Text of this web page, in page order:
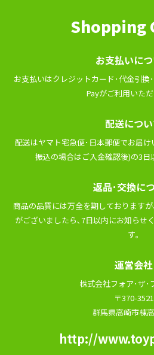
Shopping
お⽀払いに
お⽀払いはクレジットカード･代⾦引
Payがご利⽤いた
配送につ
配送はヤマト宅急便･⽇本郵便でお届
振込の場合はご⼊⾦確認後)の3⽇
返品･交換に
商品の品質には万全を期しております
がございましたら､7⽇以内にお知らせ
す｡
運営会社
株式会社フォア･ザ･
〒370-3521
群馬県高崎市棟
http://